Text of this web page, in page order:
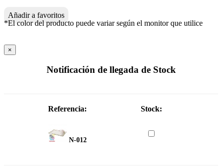
Añadir a favoritos
*El color del producto puede variar según el monitor que utilice
×
Notificación de llegada de Stock
Referencia: Stock:
N-012